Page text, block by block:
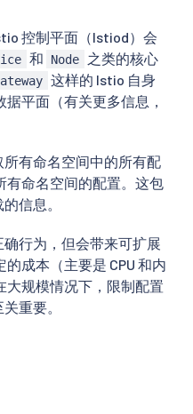
控制平面（Istiod）会
和 Node
之类的核心
这样的 Istio 自身
平面（有关更多信息，
有命名空间中的所有配
有命名空间的配置。这包
信息。
行为，但会带来可扩展
成本（主要是 CPU 和内
大规模情况下，限制配置
重要。